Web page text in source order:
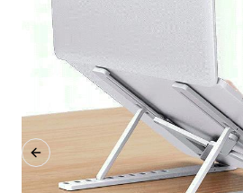
Previous slide